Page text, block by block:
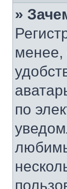
»
менее,
по